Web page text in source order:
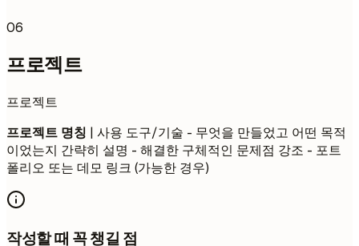
06
프로젝트
프로젝트
프로젝트 명칭 | 사용 도구/기술 - 무엇을 만들었고 어떤 목적
이었는지 간략히 설명 - 해결한 구체적인 문제점 강조 - 포트
폴리오 또는 데모 링크 (가능한 경우)
작성할 때 꼭 챙길 점